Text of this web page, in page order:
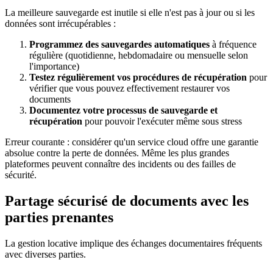
La meilleure sauvegarde est inutile si elle n'est pas à jour ou si les
données sont irrécupérables :
Programmez des sauvegardes automatiques à fréquence
régulière (quotidienne, hebdomadaire ou mensuelle selon
l'importance)
Testez régulièrement vos procédures de récupération pour
vérifier que vous pouvez effectivement restaurer vos
documents
Documentez votre processus de sauvegarde et
récupération pour pouvoir l'exécuter même sous stress
Erreur courante : considérer qu'un service cloud offre une garantie
absolue contre la perte de données. Même les plus grandes
plateformes peuvent connaître des incidents ou des failles de
sécurité.
Partage sécurisé de documents avec les
parties prenantes
La gestion locative implique des échanges documentaires fréquents
avec diverses parties.